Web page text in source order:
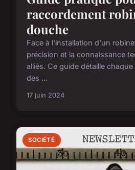
raccordement
douche
Face à l'installation d'un
précision et la connaissance
alliés. Ce guide détaille
des ...
17 juin 2024
SOCIÉTÉ